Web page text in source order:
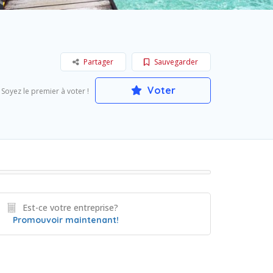
Sauvegarder
Partager
Soyez le premier à voter ! Voter
Est-ce votre entreprise?
Promouvoir maintenant!